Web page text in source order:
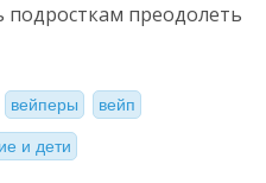
преодолеть
вейперы вейп
и дети